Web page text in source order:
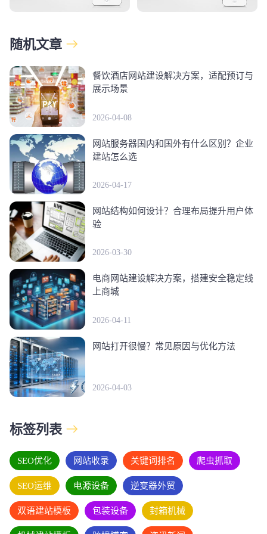
随机文章
餐饮酒店网站建设解决方案，适配预订与
展示场景
2026-04-08
网站服务器国内和国外有什么区别？企业
建站怎么选
2026-04-17
网站结构如何设计？合理布局提升用户体
验
2026-03-30
电商网站建设解决方案，搭建安全稳定线
上商城
2026-04-11
网站打开很慢？常见原因与优化方法
2026-04-03
标签列表
SEO优化 网站收录 关键词排名 爬虫抓取
SEO运维 电源设备 逆变器外贸
双语建站模板 包装设备 封箱机械